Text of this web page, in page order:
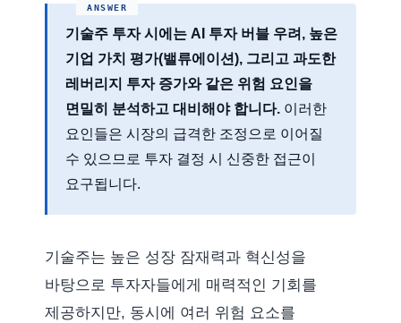
기술주 투자 시에는 AI 투자 버블 우려 , 높은
기업 가치 평가(밸류에이션), 그리고 과도한
레버리지 투자 증가와 같은 위험 요인을
면밀히 분석하고 대비해야 합니다. 이러한
요인들은 시장의 급격한 조정으로 이어질
수 있으므로 투자 결정 시 신중한 접근이
요구됩니다.
기술주는 높은 성장 잠재력과 혁신성을
바탕으로 투자자들에게 매력적인 기회를
제공하지만, 동시에 여러 위험 요소를